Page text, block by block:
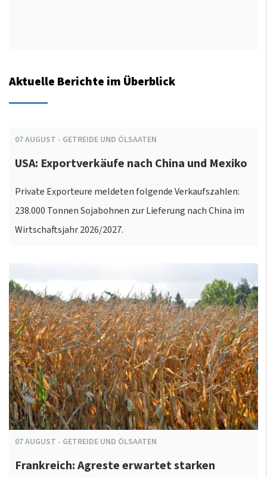
Aktuelle Berichte im Überblick
07AUGUST - GETREIDE UND ÖLSAATEN
USA: Exportverkäufe nach China und Mexiko
Private Exporteure meldeten folgende Verkaufszahlen:
238.000 Tonnen Sojabohnen zur Lieferung nach China im
Wirtschaftsjahr 2026/2027.
07AUGUST - GETREIDE UND ÖLSAATEN
Frankreich: Agreste erwartet starken